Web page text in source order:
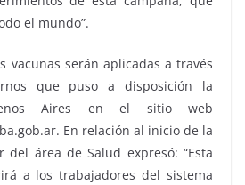
el mundo”.
vacunas serán aplicadas a través
que puso a disposición la
Aires en el sitio web
En relación al inicio de la
área de Salud expresó: “Esta
a los trabajadores del sistema